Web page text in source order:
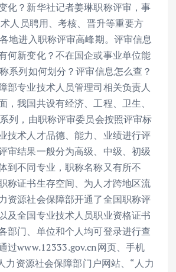
化？新华社记者姜琳职称评审，事
人员聘用、考核、晋升等重要方
地进入职称评审高峰期。评审信息
何新变化？不在国企或事业单位能
系列如何划分？评审信息怎么查？
部专业技术人员管理司相关负责人
，我国共设有经济、工程、卫生、
列，由职称评审委员会按照评审标
技术人才品德、能力、业绩进行评
审结果一般分为高级、中级、初级
到不同专业，职称名称又有所不
称证书生存空间、为人才跨地区流
资源社会保障部开通了全国职称评
及全国专业技术人员职业资格证书
部门、单位和个人均可登录进行查
过www.12333.gov.cn网页、手机
力资源社会保障部门户网站、“人力